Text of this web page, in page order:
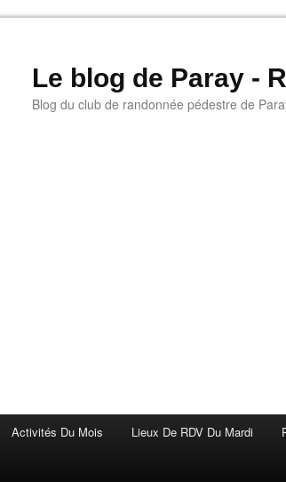
Le blog de Paray -
Blog du club de randonnée pédestre de
Activités Du Mois Lieux De RDV Du Mardi